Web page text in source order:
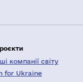
компанії світу
for Ukraine